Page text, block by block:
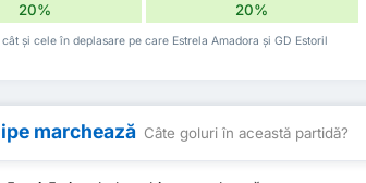
20% 20%
și cele în deplasare pe care Estrela Amadora și GD Estoril
marchează Câte goluri în această partidă?